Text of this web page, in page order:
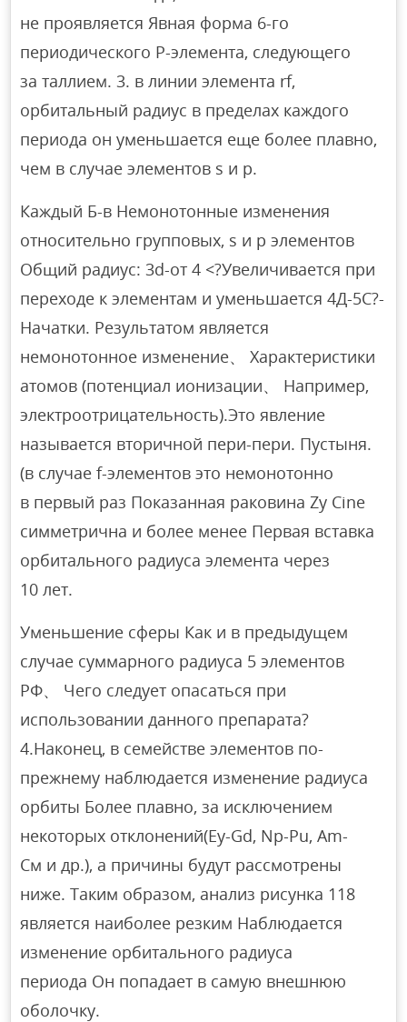
не проявляется Явная форма 6-го
периодического Р-элемента, следующего
за таллием. 3. в линии элемента rf,
орбитальный радиус в пределах каждого
периода он уменьшается еще более плавно,
чем в случае элементов s и p.
Каждый Б-в Немонотонные изменения
относительно групповых, s и p элементов
Общий радиус: 3d-от 4 <?Увеличивается при
переходе к элементам и уменьшается 4Д-5С?-
Начатки. Результатом является
немонотонное изменение、 Характеристики
атомов (потенциал ионизации、 Например,
электроотрицательность).Это явление
называется вторичной пери-пери. Пустыня.
(в случае f-элементов это немонотонно
в первый раз Показанная раковина Zy Cine
симметрична и более менее Первая вставка
орбитального радиуса элемента через
10 лет.
Уменьшение сферы Как и в предыдущем
случае суммарного радиуса 5 элементов
РФ、 Чего следует опасаться при
использовании данного препарата?
4.Наконец, в семействе элементов по-
прежнему наблюдается изменение радиуса
орбиты Более плавно, за исключением
некоторых отклонений(Ey-Gd, Np-Pu, Am-
См и др.), а причины будут рассмотрены
ниже. Таким образом, анализ рисунка 118
является наиболее резким Наблюдается
изменение орбитального радиуса
периода Он попадает в самую внешнюю
оболочку.